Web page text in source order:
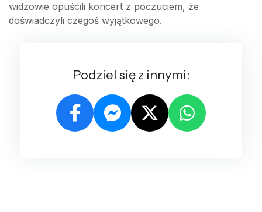
widzowie opuścili koncert z poczuciem, że
doświadczyli czegoś wyjątkowego.
Podziel się z innymi: